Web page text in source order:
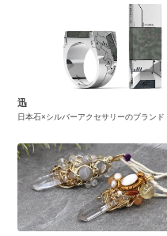
迅
日本石×シルバーアクセサリーのブランド